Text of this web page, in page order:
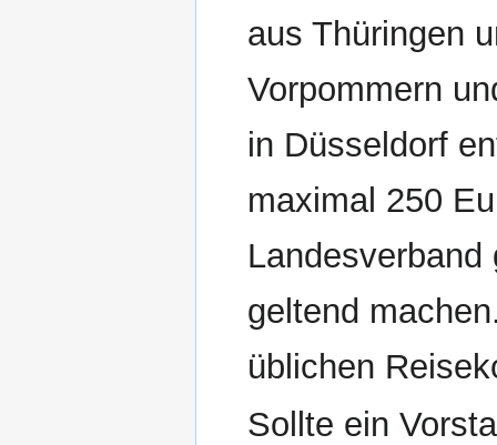
aus Thüringen
Vorpommern
in Düsseldorf
maximal 250
Landesverband
geltend
üblichen
Sollte ein